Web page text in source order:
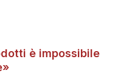
è impossibile